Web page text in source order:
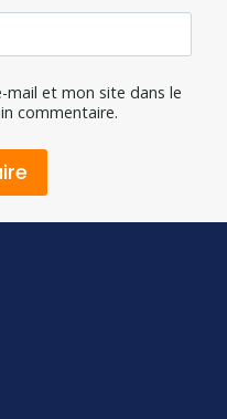
mail et mon site dans le
commentaire.